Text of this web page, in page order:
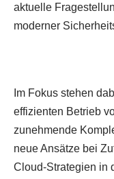
aktuelle
moderner
Im Fokus stehen
effizienten Betrieb
zunehmende
neue Ansätze bei
Cloud-Strategien in